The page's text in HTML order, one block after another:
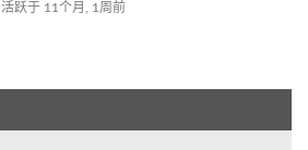
活跃于 11个月, 1周前